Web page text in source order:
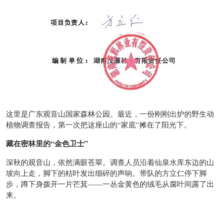
这里是广东观音山国家森林公园。最近，一份刚刚出炉的野生动
植物调查报告，第一次把这座山的“家底”摊在了阳光下。
藏在密林里的“金色卫士”
深秋的观音山，依然满眼苍翠。调查人员沿着仙泉水库东边的山
坡向上走，脚下的枯叶发出细碎的声响。带队的方立仁停下脚
步，蹲下身拨开一片芒萁——一丛金黄色的绒毛从腐叶间露了出
来。